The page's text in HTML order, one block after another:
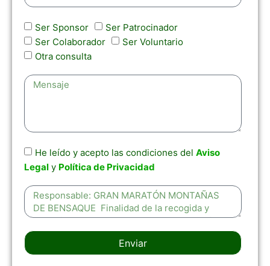
Ser Sponsor
Ser Patrocinador
Ser Colaborador
Ser Voluntario
Otra consulta
He leído y acepto las condiciones del Aviso
Legal y Política de Privacidad
Enviar